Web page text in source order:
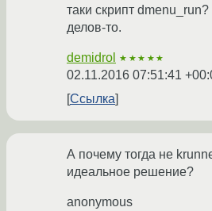
таки скрипт
делов-то.
demidrol ★★★★★
02.11.2016 07:51:41
Ссылка
А почему тогда не
идеальное решение?
anonymous